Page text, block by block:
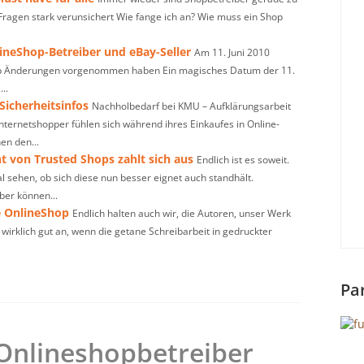
stark verunsichert Wie fange ich an? Wie muss ein Shop
Betreiber und eBay-Seller Am 11. Juni 2010
vorgenommen haben Ein magisches Datum der 11.
Nachholbedarf bei KMU – Aufklärungsarbeit
fühlen sich während ihres Einkaufes in Online-
den...
von Trusted Shops zahlt sich aus Endlich ist es soweit.
ob sich diese nun besser eignet auch standhält.
können...
OnlineShop Endlich halten auch wir, die Autoren, unser Werk
gut an, wenn die getane Schreibarbeit in gedruckter